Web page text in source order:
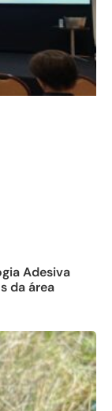
Adesiva
da área